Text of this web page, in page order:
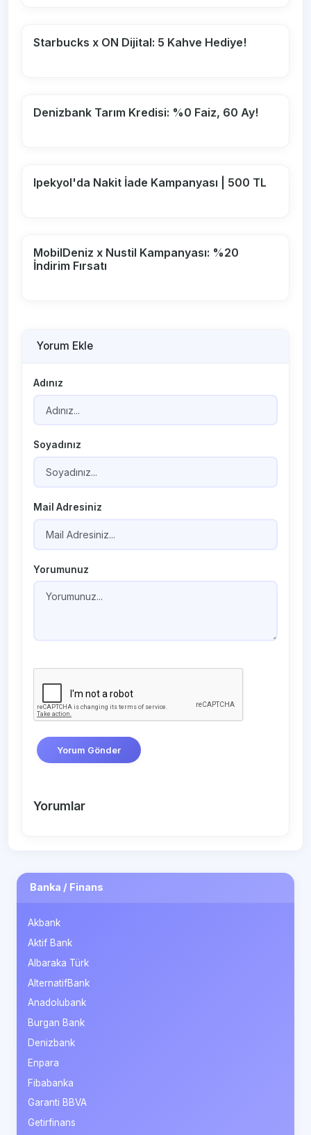
Starbucks x ON Dijital: 5 Kahve Hediye!
Denizbank Tarım Kredisi: %0 Faiz, 60 Ay!
Ipekyol'da Nakit İade Kampanyası | 500 TL
MobilDeniz x Nustil Kampanyası: %20
İndirim Fırsatı
Yorum Ekle
Adınız
Soyadınız
Mail Adresiniz
Yorumunuz
Yorum Gönder
Yorumlar
Banka / Finans
Akbank
Aktif Bank
Albaraka Türk
AlternatifBank
Anadolubank
Burgan Bank
Denizbank
Enpara
Fibabanka
Garanti BBVA
Getirfinans